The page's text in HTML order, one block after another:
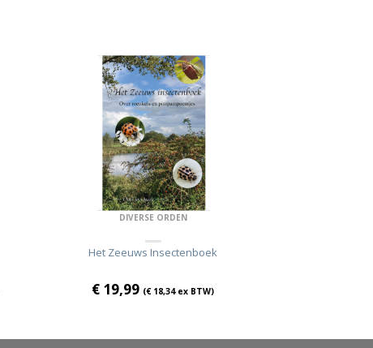
DIVERSE ORDEN
Het Zeeuws Insectenboek
€ 19,99 (€18,34ex BTW)